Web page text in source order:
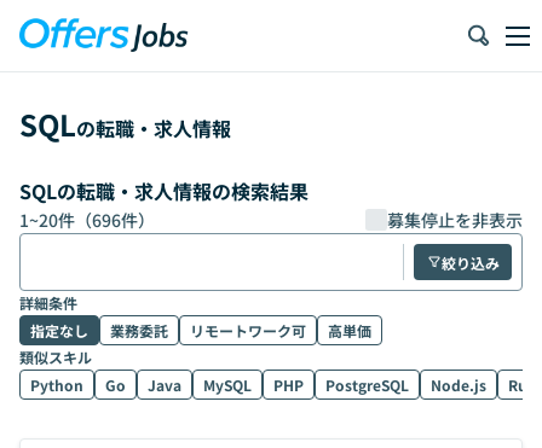
SQLの転職・求人情報
SQLの転職・求人情報の検索結果
1~20件（696件） 募集停止を非表示
絞り込み
詳細条件
指定なし
業務委託 リモートワーク可
高単価
類似スキル
Python
Go Java MySQL PHP PostgreSQL Node.js